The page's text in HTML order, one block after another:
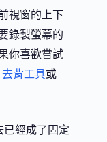
視窗的上下
錄製螢幕的
你喜歡嘗試
去背工具或
已經成了固定